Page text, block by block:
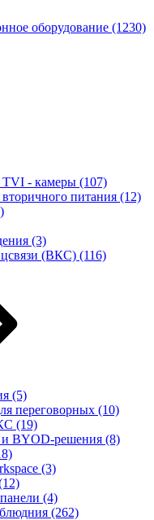
оборудование (1230)
- камеры (107)
питания (12)
(3)
(ВКС) (116)
(5)
переговорных (10)
(19)
BYOD-решения (8)
(3)
(4)
(262)